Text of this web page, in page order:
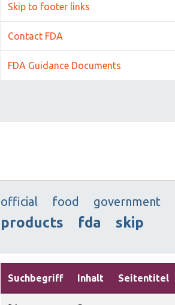
Skip to footer links
Contact FDA
FDA Guidance Documents
official food government
products fda skip
Suchbegriff Inhalt Seitentitel